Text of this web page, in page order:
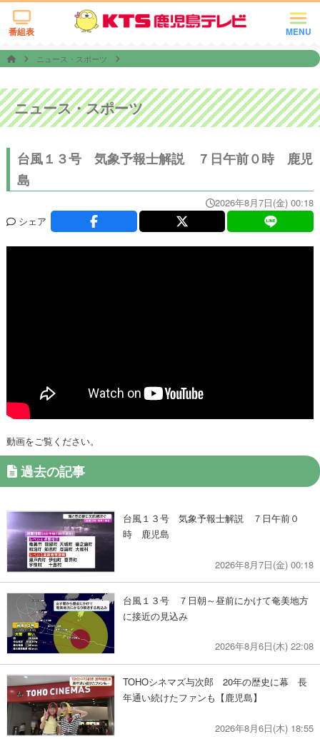
MENU
番組表
ニュース・スポーツ
ニュース・スポーツ
台風１３号 気象予報士解説 ７日午前０時 鹿児
島
2026年8月7日(金) 00:18
シェア
動画をご覧ください。
過去の記事
台風１３号 気象予報士解説 ７日午前０
時 鹿児島
2026年8月7日(金) 00:18
台風１３号 ７日朝～昼前にかけて奄美地方
に接近の見込み
2026年8月6日(木) 22:08
TOHOシネマズ与次郎 20年の歴史に幕 長
年通い続けたファンも【鹿児島】
2026年8月6日(木) 18:55